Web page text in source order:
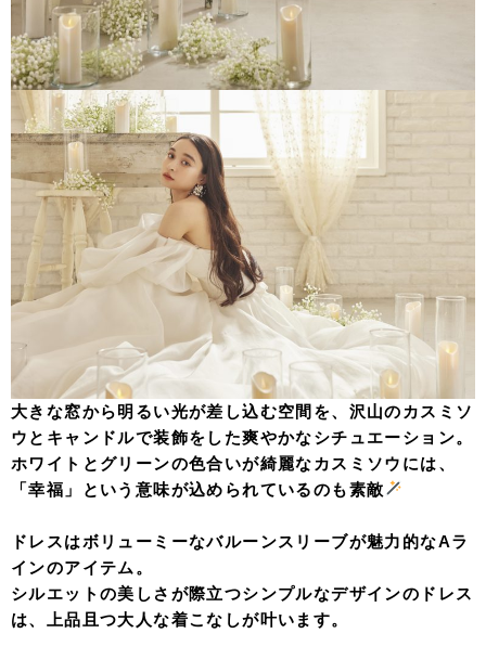
大きな窓から明るい光が差し込む空間を、沢山のカスミソ
ウとキャンドルで装飾をした爽やかなシチュエーション。
ホワイトとグリーンの色合いが綺麗なカスミソウには、
「幸福」という意味が込められているのも素敵
ドレスはボリューミーなバルーンスリーブが魅力的なAラ
インのアイテム。
シルエットの美しさが際立つシンプルなデザインのドレス
は、上品且つ大人な着こなしが叶います。